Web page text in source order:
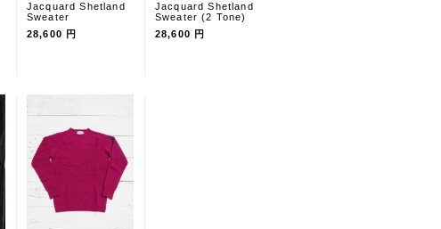
Jacquard Shetland
Sweater
28,600 円
Jacquard Shetland
Sweater (2 Tone)
28,600 円